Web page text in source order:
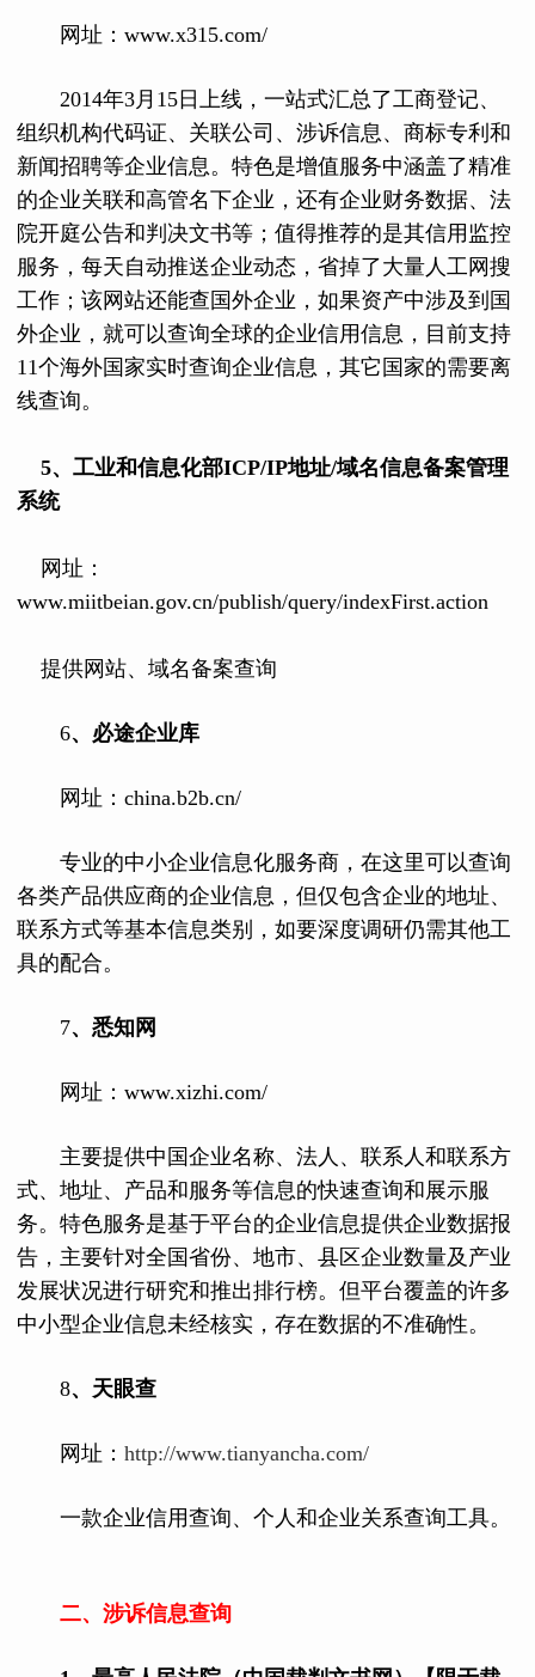
网址：www.x315.com/
2014年3月15日上线，一站式汇总了工商登记、
组织机构代码证、关联公司、涉诉信息、商标专利和
新闻招聘等企业信息。特色是增值服务中涵盖了精准
的企业关联和高管名下企业，还有企业财务数据、法
院开庭公告和判决文书等；值得推荐的是其信用监控
服务，每天自动推送企业动态，省掉了大量人工网搜
工作；该网站还能查国外企业，如果资产中涉及到国
外企业，就可以查询全球的企业信用信息，目前支持
11个海外国家实时查询企业信息，其它国家的需要离
线查询。
5、工业和信息化部ICP/IP地址/域名信息备案管理
系统
网址：
www.miitbeian.gov.cn/publish/query/indexFirst.action
提供网站、域名备案查询
6、必途企业库
网址：china.b2b.cn/
专业的中小企业信息化服务商，在这里可以查询
各类产品供应商的企业信息，但仅包含企业的地址、
联系方式等基本信息类别，如要深度调研仍需其他工
具的配合。
7、悉知网
网址：www.xizhi.com/
主要提供中国企业名称、法人、联系人和联系方
式、地址、产品和服务等信息的快速查询和展示服
务。特色服务是基于平台的企业信息提供企业数据报
告，主要针对全国省份、地市、县区企业数量及产业
发展状况进行研究和推出排行榜。但平台覆盖的许多
中小型企业信息未经核实，存在数据的不准确性。
8、天眼查
网址： http://www.tianyancha.com/
一款企业信用查询、个人和企业关系查询工具。
二、涉诉信息查询